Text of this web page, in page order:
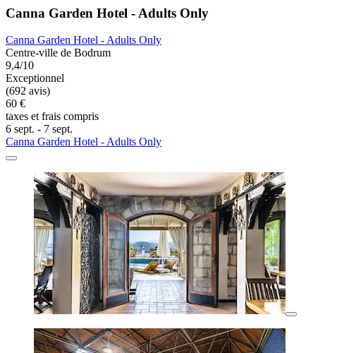
Canna Garden Hotel - Adults Only
Canna Garden Hotel - Adults Only
Centre-ville de Bodrum
9,4/10
Exceptionnel
(692 avis)
60 €
taxes et frais compris
6 sept. - 7 sept.
Canna Garden Hotel - Adults Only